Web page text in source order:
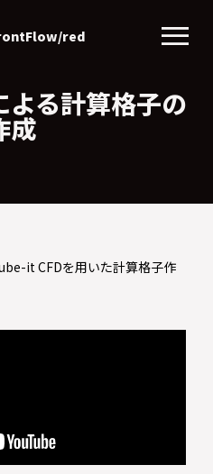
red
る計算格子の
成
it CFDを用いた計算格子作